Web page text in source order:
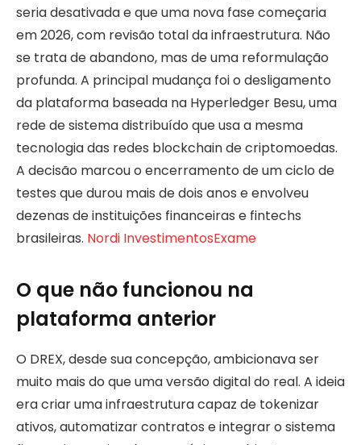
seria desativada e que uma nova fase começaria
em 2026, com revisão total da infraestrutura. Não
se trata de abandono, mas de uma reformulação
profunda. A principal mudança foi o desligamento
da plataforma baseada na Hyperledger Besu, uma
rede de sistema distribuído que usa a mesma
tecnologia das redes blockchain de criptomoedas.
A decisão marcou o encerramento de um ciclo de
testes que durou mais de dois anos e envolveu
dezenas de instituições financeiras e fintechs
brasileiras. Nordi InvestimentosExame
O que não funcionou na
plataforma anterior
O DREX, desde sua concepção, ambicionava ser
muito mais do que uma versão digital do real. A ideia
era criar uma infraestrutura capaz de tokenizar
ativos, automatizar contratos e integrar o sistema